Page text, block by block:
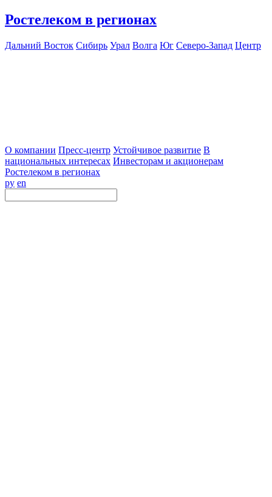
Ростелеком в регионах
Дальний Восток Сибирь Урал Волга Юг Северо-Запад Центр
О компании Пресс-центр Устойчивое развитие В
национальных интересах Инвесторам и акционерам
Ростелеком в регионах
ру en